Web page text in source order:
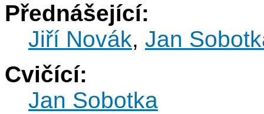
Přednášející:
Jiří Novák, Jan
Cvičící:
Jan Sobotka